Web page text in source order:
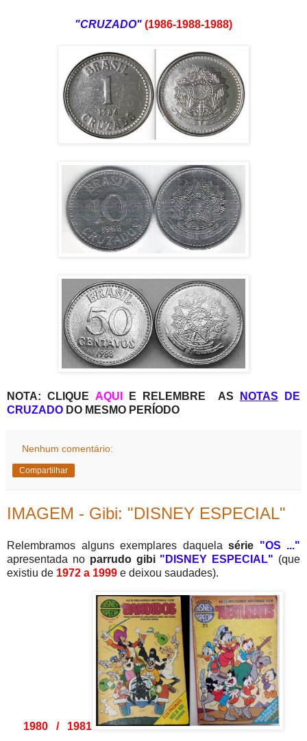
"CRUZADO" (1986-1988-1988)
NOTA: CLIQUE AQUI E RELEMBRE AS NOTAS DE
CRUZADO DO MESMO PERÍODO
Nenhum comentário:
Compartilhar
IMAGEM - Gibi: "DISNEY ESPECIAL"
Relembramos alguns exemplares daquela série "OS ..."
apresentada no parrudo gibi "DISNEY ESPECIAL" (que
existiu de 1972 a 1999 e deixou saudades).
1980 / 1981